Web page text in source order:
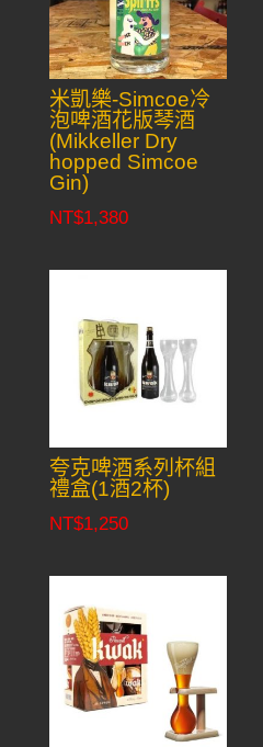
米凱樂-Simcoe冷
泡啤酒花版琴酒
(Mikkeller Dry
hopped Simcoe
Gin)
NT$1,380
夸克啤酒系列杯組
禮盒(1酒2杯)
NT$1,250